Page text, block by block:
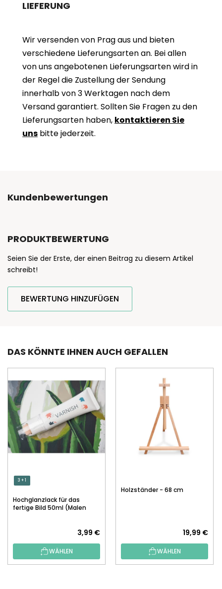
LIEFERUNG
Wir versenden von Prag aus und bieten
verschiedene Lieferungsarten an. Bei allen
von uns angebotenen Lieferungsarten wird in
der Regel die Zustellung der Sendung
innerhalb von 3 Werktagen nach dem
Versand garantiert. Sollten Sie Fragen zu den
Lieferungsarten haben, kontaktieren Sie
uns bitte jederzeit.
Kundenbewertungen
PRODUKTBEWERTUNG
Seien Sie der Erste, der einen Beitrag zu diesem Artikel
schreibt!
BEWERTUNG HINZUFÜGEN
DAS KÖNNTE IHNEN AUCH GEFALLEN
3 + 1
Hochglanzlack für das
fertige Bild 50ml (Malen
3,99 €
WÄHLEN
Holzständer - 68 cm
19,99 €
WÄHLEN